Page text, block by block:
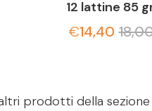
12 lattine 85
€14,40
prodotti della sezione